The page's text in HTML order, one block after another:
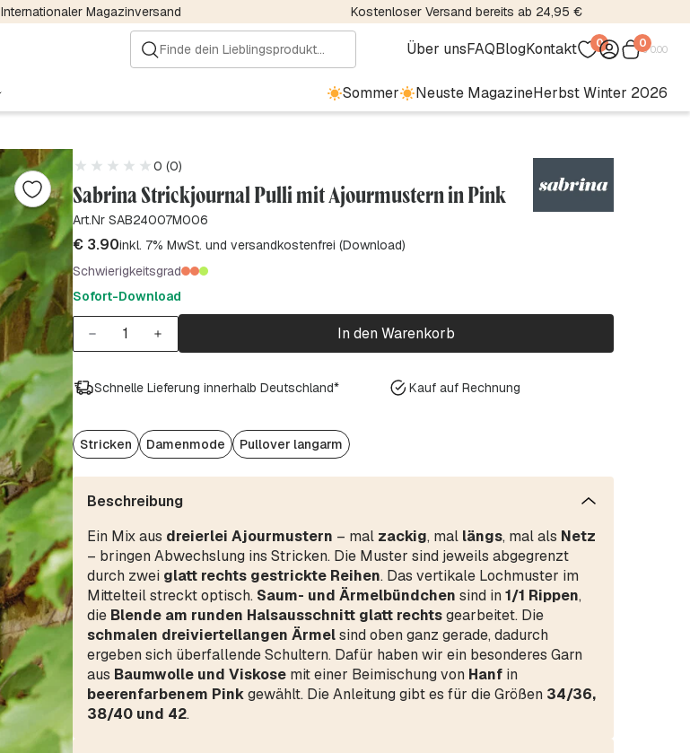
Internationaler Magazinversand Kostenloser Versand bereits ab 24,95 €
Über unsFAQBlogKontakt 0 0€0.00
Sommer Neuste MagazineHerbst Winter 2026
0 (0)
Sabrina Strickjournal Pulli mit Ajourmustern in Pink
Art.Nr SAB24007M006
€3.90inkl. 7% MwSt. und versandkostenfrei (Download)
Schwierigkeitsgrad
Sofort-Download
In den Warenkorb
Schnelle Lieferung innerhalb Deutschland* Kauf auf Rechnung
Stricken Damenmode Pullover langarm
Beschreibung
Ein Mix aus dreierlei Ajourmustern – mal zackig, mal längs, mal als Netz
– bringen Abwechslung ins Stricken. Die Muster sind jeweils abgegrenzt
durch zwei glatt rechts gestrickte Reihen. Das vertikale Lochmuster im
Mittelteil streckt optisch. Saum- und Ärmelbündchen sind in1/1 Rippen,
die Blende am runden Halsausschnitt glatt rechtsgearbeitet. Die
schmalen dreiviertellangen Ärmelsind oben ganz gerade, dadurch
ergeben sich überfallende Schultern. Dafür haben wir ein besonderes Garn
aus Baumwolle und Viskosemit einer Beimischung von Hanfin
beerenfarbenem Pinkgewählt. Die Anleitung gibt es für die Größen 34/36,
38/40 und 42.